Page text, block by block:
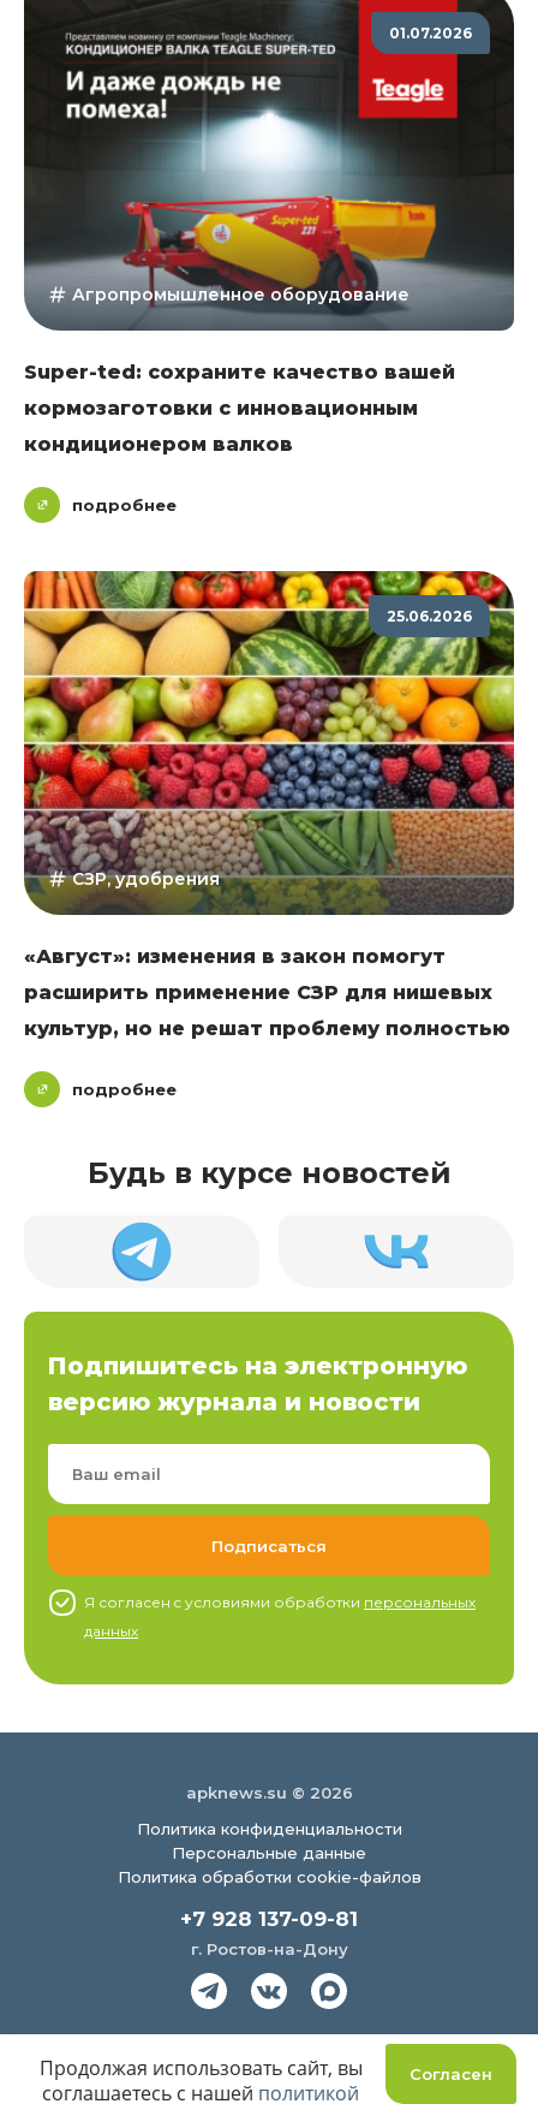
01.07.2026
Агропромышленное оборудование
Super-ted: сохраните качество вашей
кормозаготовки с инновационным
кондиционером валков
подробнее
25.06.2026
СЗР, удобрения
«Август»: изменения в закон помогут
расширить применение СЗР для нишевых
культур, но не решат проблему полностью
подробнее
Будь в курсе новостей
Подпишитесь на электронную
версию журнала и новости
Я согласен c условиями обработки персональных
данных
apknews.su © 2026
Политика конфиденциальности
Персональные данные
Политика обработки cookie-файлов
+7 928 137-09-81
г. Ростов-на-Дону
Согласен
Продолжая использовать сайт, вы
соглашаетесь с нашей политикой